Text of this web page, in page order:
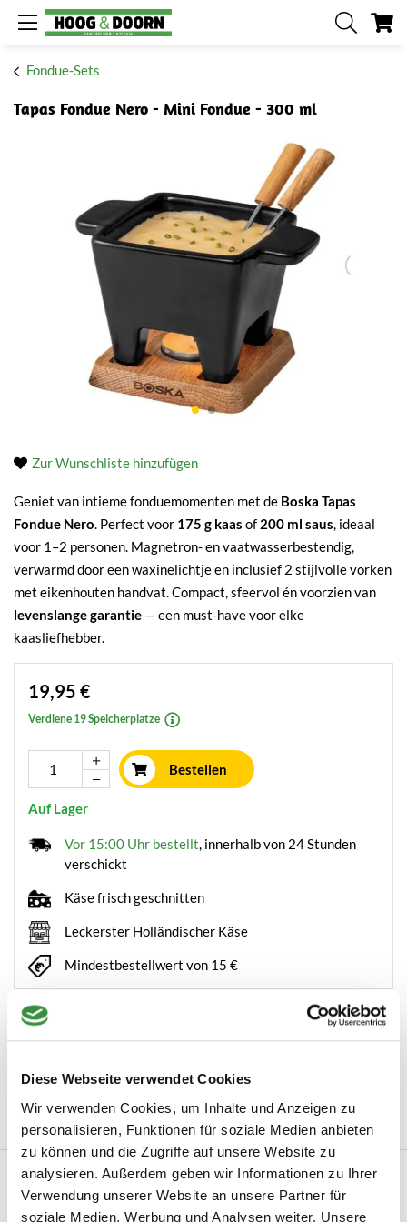
Diese Webseite verwendet Cookies
Wir verwenden Cookies, um Inhalte und Anzeigen zu
personalisieren, Funktionen für soziale Medien anbieten
zu können und die Zugriffe auf unsere Website zu
analysieren. Außerdem geben wir Informationen zu Ihrer
Verwendung unserer Website an unsere Partner für
soziale Medien, Werbung und Analysen weiter. Unsere
Fondue-Sets
Tapas Fondue Nero - Mini Fondue - 300 ml
Zur Wunschliste hinzufügen
Geniet van intieme fondue­momenten met de Boska Tapas
Fondue Nero. Perfect voor 175 g kaas of 200 ml saus, ideaal
voor 1–2 personen. Magnetron- en vaatwasserbestendig,
verwarmd door een waxinelichtje en inclusief 2 stijlvolle vorken
met eikenhouten handvat. Compact, sfeervol én voorzien van
levenslange garantie — een must-have voor elke
kaasliefhebber.
19,95 €
Verdiene 19 Speicherplatze
Bestellen
Auf Lager
Vor 15:00 Uhr bestellt, innerhalb von 24 Stunden
verschickt
Käse frisch geschnitten
Leckerster Holländischer Käse
Mindestbestellwert von 15 €
Beschreibung
Maak kennis met de Boska Tapas Fondue Nero – de compacte
Mehr lesen
Produktinformation
Artikelnummer 2027-03